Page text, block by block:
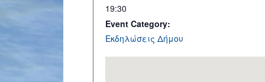
19:30
Event Category:
Εκδηλώσεις Δήμου